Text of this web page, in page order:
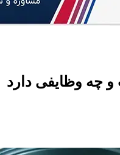
چه وظایفی دارد